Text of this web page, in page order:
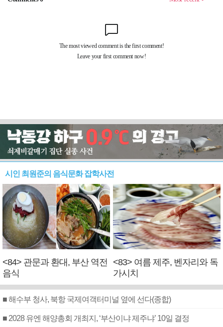
시인 최원준의 음식문화 잡학사전
<84> 관문과 환대, 부산 역전
음식
<83> 여름 제주, 벤자리와 독
가시치
■ 해수부 청사, 북항 국제여객터미널 옆에 선다(종합)
■ 2028 유엔 해양총회 개최지, ‘부산이냐 제주냐’ 10일 결정